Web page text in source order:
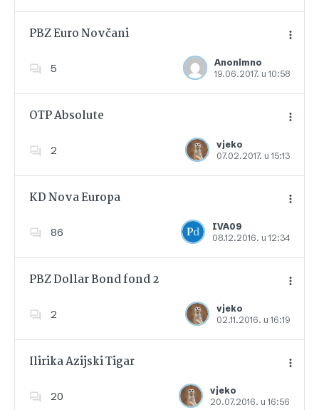
PBZ Euro Novčani
5
Anonimno
19.06.2017. u 10:58
Dodajte u favorite
OTP Absolute
2
vjeko
07.02.2017. u 15:13
Dodajte u favorite
KD Nova Europa
86
IVA09
08.12.2016. u 12:34
Dodajte u favorite
PBZ Dollar Bond fond 2
2
vjeko
02.11.2016. u 16:19
Dodajte u favorite
Ilirika Azijski Tigar
20
vjeko
20.07.2016. u 16:56
Dodajte u favorite